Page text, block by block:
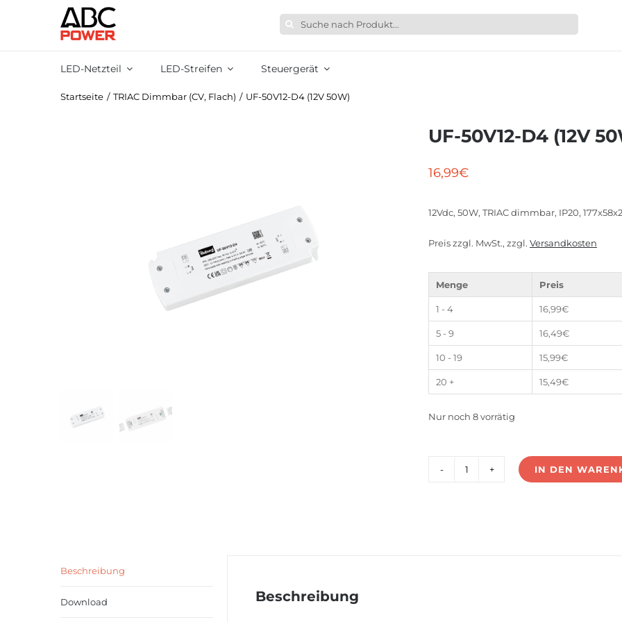
Suche
nach:
LED-Netzteil LED-Streifen Steuergerät
Startseite / TRIAC Dimmbar (CV, Flach) / UF-50V12-D4 (12V 50W)
UF-50V12-D4 (12V
16,99€
Nur noch 8 vorrätig
12Vdc, 50W, TRIAC dimmbar, IP20,
Preis zzgl. MwSt., zzgl. Versandkosten
Menge Preis
1 - 4 16,99€
5 - 9 16,49€
10 - 19 15,99€
20 + 15,49€
IN DEN
Beschreibung
Download Beschreibung